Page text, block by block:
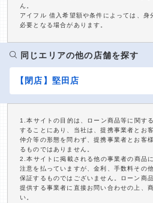
ん。
アイフル 借入希望額や条件によっては、身
必要となる場合があります。
同じエリアの他の店舗を探す
【閉店】堅田店
1.本サイトの目的は、ローン商品等に関す
することにあり、当社は、提携事業者とお
仲介等の形態を問わず、提携事業者とお客
るものではありません。
2.本サイトに掲載される他の事業者の商品
注意を払っていますが、金利、手数料その
保証するものではございません。ローン商
提供する事業者に直接お問い合わせの上、
い。